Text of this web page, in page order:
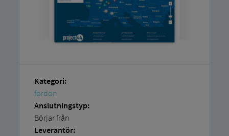
Kategori:
fordon
Anslutningstyp:
Börjar från
Leverantör: